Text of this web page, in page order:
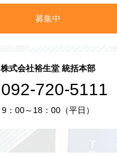
募集中
株式会社裕生堂 統括本部
092-720-5111
9：00～18：00（平日）